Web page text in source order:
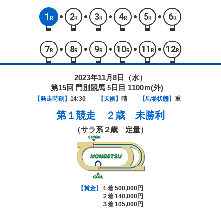
1 R 2R 3R 4R 5R 6R
7 R 8R 9R 10R 11 R 12R
2023年11月8日（水）
第15回 門別競馬 5日目 1100ｍ(外)
【発走時刻】 14:30 【天候】 晴 【馬場状態】 重
第１競走 ２歳 未勝利
（サラ系２歳 定量）
【賞金】
１着 500,000円
２着 140,000円
３着 105,000円